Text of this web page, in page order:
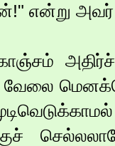
என்று
வேலை